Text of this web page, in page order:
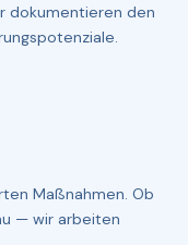
dokumentieren den
Maßnahmen. Ob
— wir arbeiten